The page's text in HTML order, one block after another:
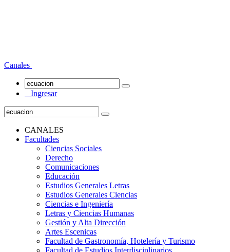
Canales
Ingresar
CANALES
Facultades
Ciencias Sociales
Derecho
Comunicaciones
Educación
Estudios Generales Letras
Estudios Generales Ciencias
Ciencias e Ingeniería
Letras y Ciencias Humanas
Gestión y Alta Dirección
Artes Escenicas
Facultad de Gastronomía, Hotelería y Turismo
Facultad de Estudios Interdisciplinarios